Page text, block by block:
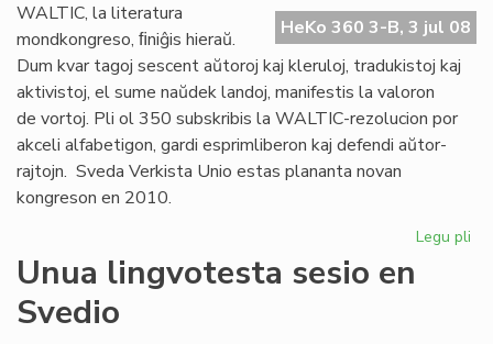
HeKo 360 3-B, 3 jul 08
WALTIC, la literatura
mondkongreso, ﬁniĝis hieraŭ.
Dum kvar tagoj sescent aŭtoroj kaj kleruloj, tradukistoj kaj
aktivistoj, el sume naŭdek landoj, manifestis la valoron
de vortoj. Pli ol 350 subskribis la WALTIC-rezolucion por
akceli alfabetigon, gardi esprimliberon kaj defendi aŭtor-
rajtojn. Sveda Verkista Unio estas plananta novan
kongreson en 2010.
Legu pli
Unua lingvotesta sesio en
Svedio